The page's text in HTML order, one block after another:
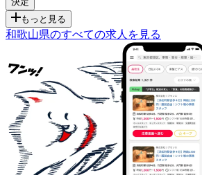
もっと見る
和歌山県のすべての求人を見る